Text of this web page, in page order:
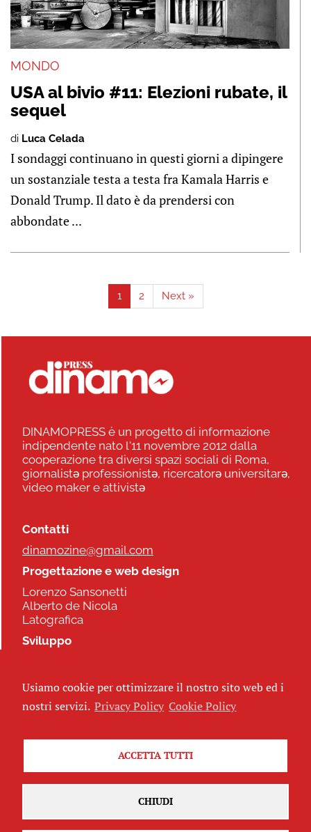
MONDO
USA al bivio #11: Elezioni rubate, il
sequel
di Luca Celada
I sondaggi continuano in questi giorni a dipingere
un sostanziale testa a testa fra Kamala Harris e
Donald Trump. Il dato è da prendersi con
abbondate ...
1 2 Next »
DINAMOPRESS è un progetto di informazione
indipendente nato l'11 novembre 2012 dalla
cooperazione tra diversi spazi sociali di Roma,
giornalistə professionistə, ricercatorə universitarə,
video maker e attivistə
Contatti
dinamozine@gmail.com
Progettazione e web design
Lorenzo Sansonetti
Alberto de Nicola
Latografica
Sviluppo
Seguici
Iscriviti alla newsletter
Usiamo cookie per ottimizzare il nostro sito web ed i
nostri servizi. Privacy Policy Cookie Policy
ACCETTA TUTTI
CHIUDI